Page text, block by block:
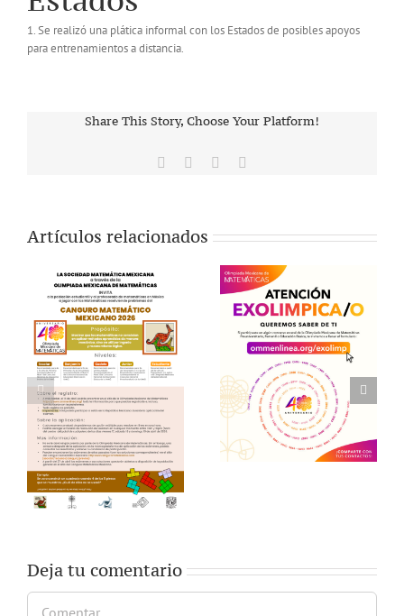
1. Se realizó una plática informal con los Estados de posibles apoyos
para entrenamientos a distancia.
Share This Story, Choose Your Platform!
Facebook
Artículos relacionados
Deja tu comentario
Comentar